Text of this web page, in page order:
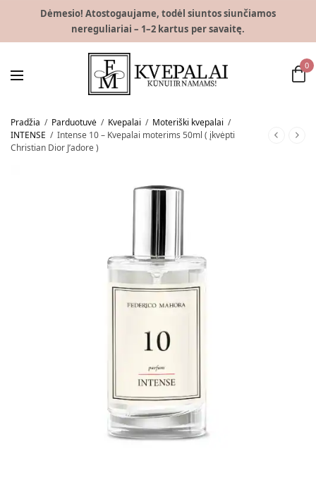
Dėmesio! Atostogaujame, todėl siuntos siunčiamos
nereguliariai – 1–2 kartus per savaitę.
0
Pradžia / Parduotuvė / Kvepalai / Moteriški kvepalai /
INTENSE / Intense 10 – Kvepalai moterims 50ml ( įkvėpti
Christian Dior J’adore )